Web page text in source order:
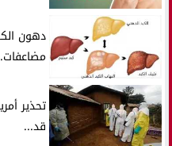
دهون
تحذير
قد...